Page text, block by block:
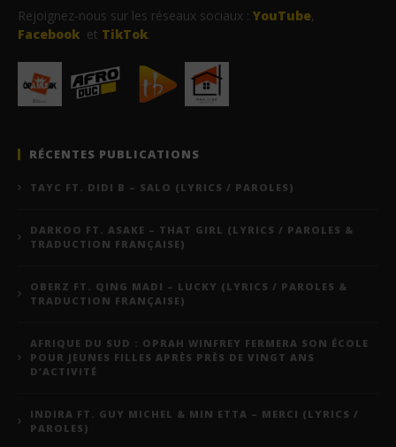
Rejoignez-nous sur les réseaux sociaux : YouTube,
Facebook et TikTok.
RÉCENTES PUBLICATIONS
TAYC FT. DIDI B – SALO (LYRICS / PAROLES)
DARKOO FT. ASAKE – THAT GIRL (LYRICS / PAROLES &
TRADUCTION FRANÇAISE)
OBERZ FT. QING MADI – LUCKY (LYRICS / PAROLES &
TRADUCTION FRANÇAISE)
AFRIQUE DU SUD : OPRAH WINFREY FERMERA SON ÉCOLE
POUR JEUNES FILLES APRÈS PRÈS DE VINGT ANS
D’ACTIVITÉ
INDIRA FT. GUY MICHEL & MIN ETTA – MERCI (LYRICS /
PAROLES)